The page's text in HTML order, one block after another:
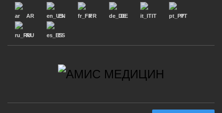
AR EN FR DE IT PT
RU ES